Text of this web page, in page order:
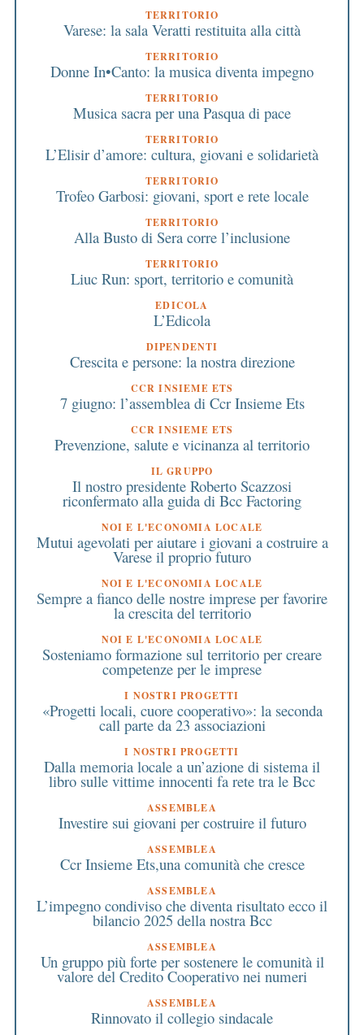
TERRITORIO
Varese: la sala Veratti restituita alla città
TERRITORIO
Donne In•Canto: la musica diventa impegno
TERRITORIO
Musica sacra per una Pasqua di pace
TERRITORIO
L’Elisir d’amore: cultura, giovani e solidarietà
TERRITORIO
Trofeo Garbosi: giovani, sport e rete locale
TERRITORIO
Alla Busto di Sera corre l’inclusione
TERRITORIO
Liuc Run: sport, territorio e comunità
EDICOLA
L’Edicola
DIPENDENTI
Crescita e persone: la nostra direzione
CCR INSIEME ETS
7 giugno: l’assemblea di Ccr Insieme Ets
CCR INSIEME ETS
Prevenzione, salute e vicinanza al territorio
IL GRUPPO
Il nostro presidente Roberto Scazzosi
riconfermato alla guida di Bcc Factoring
NOI E L'ECONOMIA LOCALE
Mutui agevolati per aiutare i giovani a costruire a
Varese il proprio futuro
NOI E L'ECONOMIA LOCALE
Sempre a fianco delle nostre imprese per favorire
la crescita del territorio
NOI E L'ECONOMIA LOCALE
Sosteniamo formazione sul territorio per creare
competenze per le imprese
I NOSTRI PROGETTI
«Progetti locali, cuore cooperativo»: la seconda
call parte da 23 associazioni
I NOSTRI PROGETTI
Dalla memoria locale a un’azione di sistema il
libro sulle vittime innocenti fa rete tra le Bcc
ASSEMBLEA
Investire sui giovani per costruire il futuro
ASSEMBLEA
Ccr Insieme Ets,una comunità che cresce
ASSEMBLEA
L’impegno condiviso che diventa risultato ecco il
bilancio 2025 della nostra Bcc
ASSEMBLEA
Un gruppo più forte per sostenere le comunità il
valore del Credito Cooperativo nei numeri
ASSEMBLEA
Rinnovato il collegio sindacale